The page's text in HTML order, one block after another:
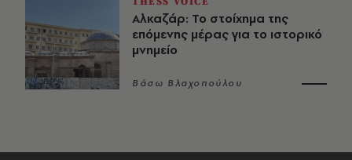
Αλκαζάρ: Το στοίχημα της
επόμενης μέρας για το ιστορικό
μνημείο
Βάσω Βλαχοπούλου